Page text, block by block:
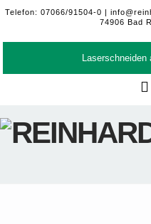
Telefon: 07066/91504-0 |
74906 Bad
Laserschneiden